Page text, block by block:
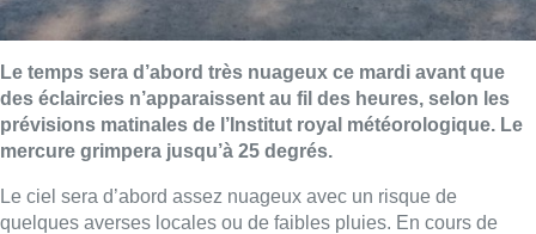
Le temps sera d’abord très nuageux ce mardi avant que
des éclaircies n’apparaissent au fil des heures, selon les
prévisions matinales de l’Institut royal météorologique. Le
mercure grimpera jusqu’à 25 degrés.
Le ciel sera d’abord assez nuageux avec un risque de
quelques averses locales ou de faibles pluies. En cours de